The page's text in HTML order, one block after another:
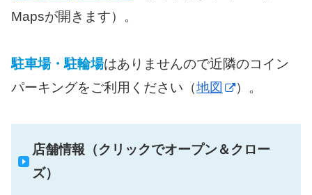
Mapsが開きます）。
駐車場・駐輪場はありませんので近隣のコイン
パーキングをご利用ください（地図 ）。
店舗情報（クリックでオープン＆クロー
ズ）